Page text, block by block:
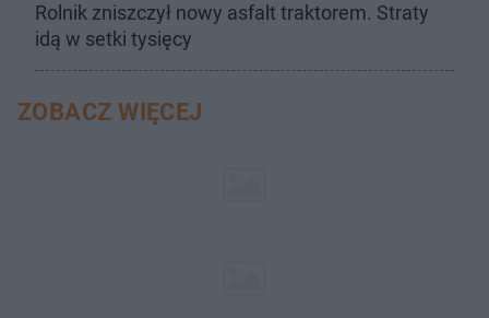
Rolnik zniszczył nowy asfalt traktorem. Straty
idą w setki tysięcy
ZOBACZ WIĘCEJ